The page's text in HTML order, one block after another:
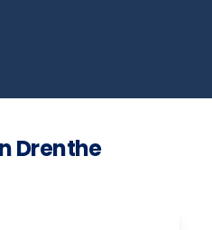
Drenthe